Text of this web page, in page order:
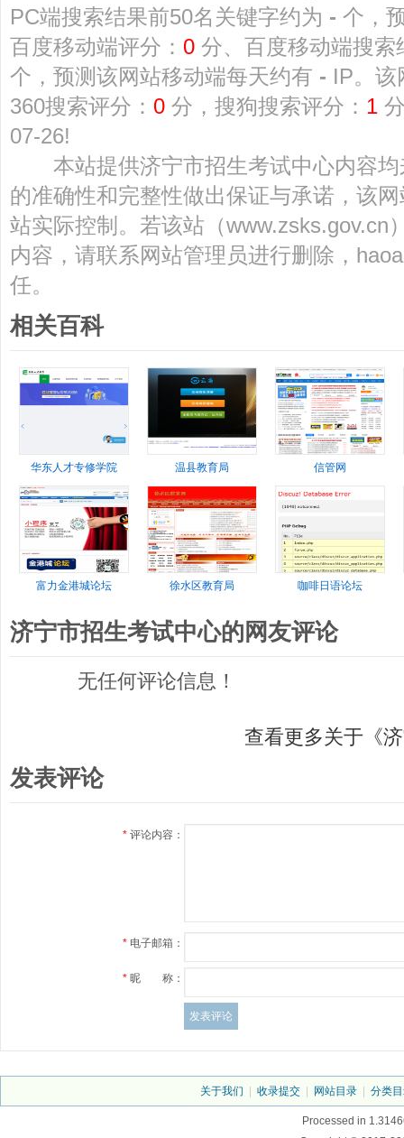
PC端搜索结果前50名关键字约为 - 个，
百度移动端评分： 0 分、百度移动端搜
个，预测该网站移动端每天约有 - IP。该
360搜索评分： 0 分，搜狗搜索评分： 1
07-26!
本站提供济宁市招生考试中心内容均
的准确性和完整性做出保证与承诺，该
站实际控制。若该站（www.zsks.gov.cn
内容，请联系网站管理员进行删除，
任。
相关百科
华东人才专修学院 温县教育局 信管网
富力金港城论坛 徐水区教育局 咖啡日语论坛
济宁市招生考试中心的网友评论
无任何评论信息！
查看更多关于《
发表评论
* 评论内容：
* 电子邮箱：
* 昵 称：
关于我们 收录提交 网站目录 分类
Processed in